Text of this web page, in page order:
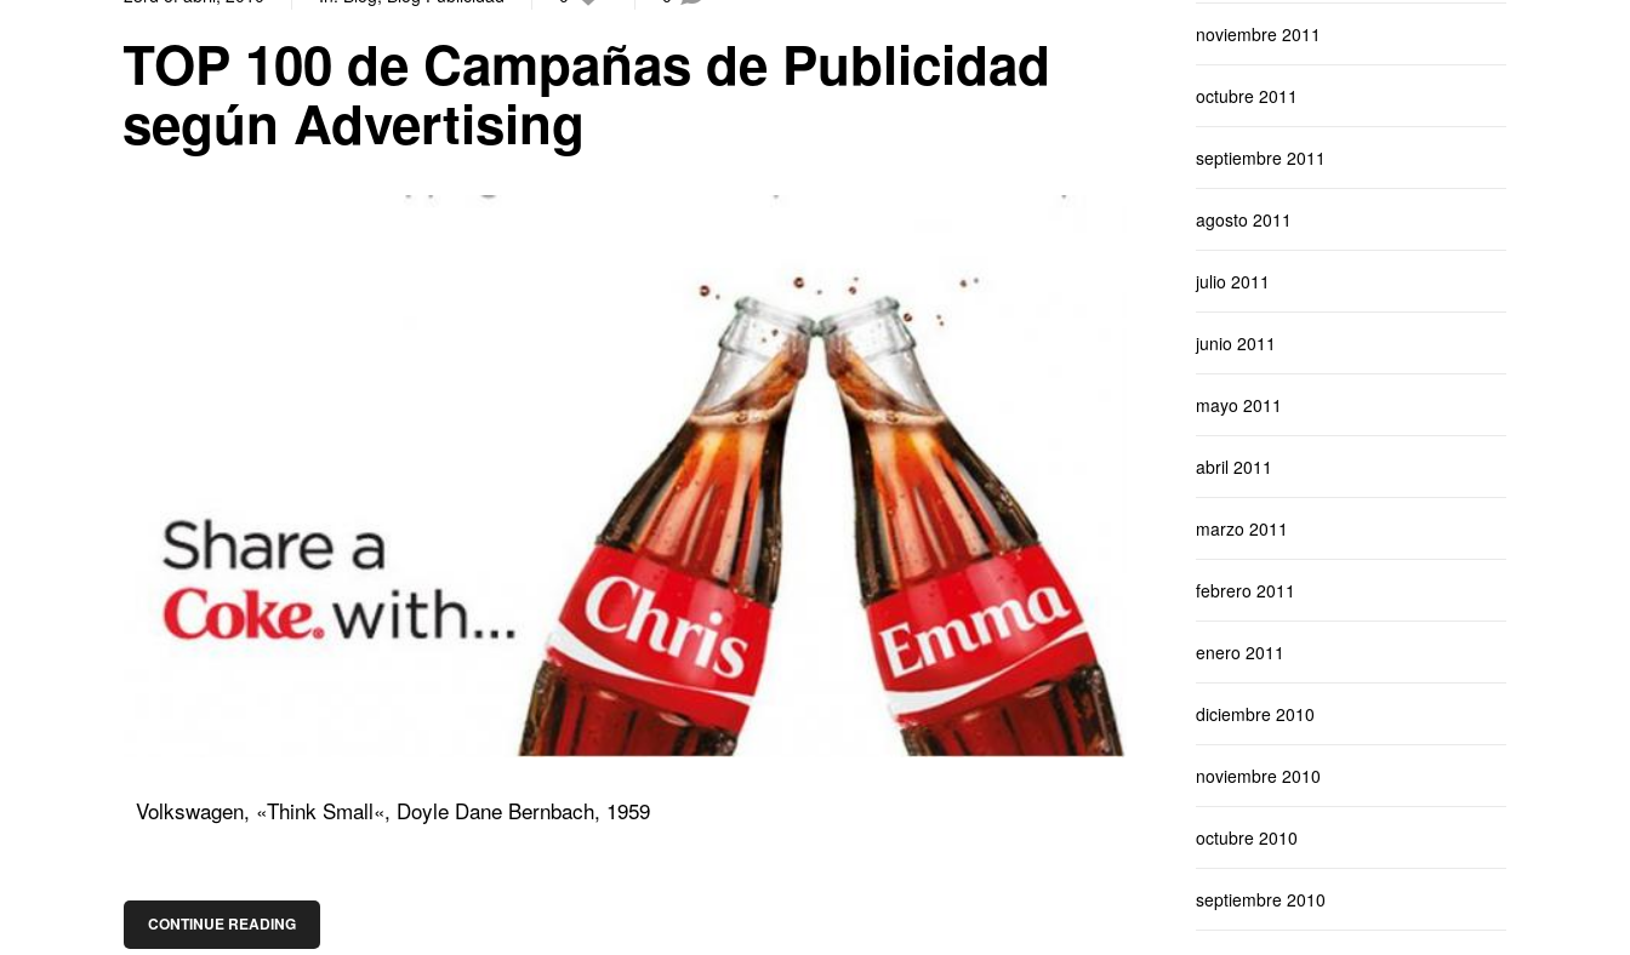
TOP 100 de Campañas de Publicidad
según Advertising
Volkswagen, «Think Small«, Doyle Dane Bernbach, 1959
CONTINUE READING
noviembre 2011
octubre 2011
septiembre 2011
agosto 2011
julio 2011
junio 2011
mayo 2011
abril 2011
marzo 2011
febrero 2011
enero 2011
diciembre 2010
noviembre 2010
octubre 2010
septiembre 2010